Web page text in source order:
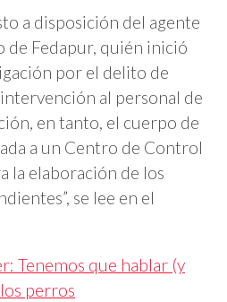
a disposición del agente
Fedapur, quién inició
por el delito de
al personal de
en tanto, el cuerpo de
a un Centro de Control
la elaboración de los
se lee en el
Tenemos que hablar (y
perros